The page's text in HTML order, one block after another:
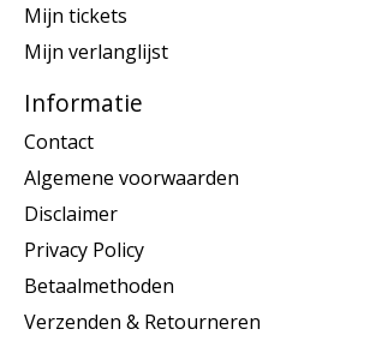
Mijn tickets
Mijn verlanglijst
Informatie
Contact
Algemene voorwaarden
Disclaimer
Privacy Policy
Betaalmethoden
Verzenden & Retourneren